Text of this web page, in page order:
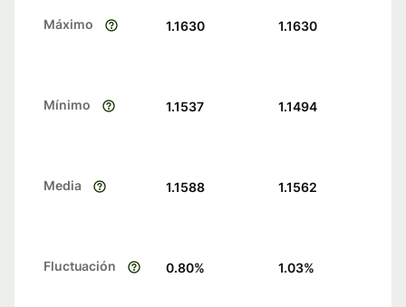
Máximo 1.1630 1.1630
Mínimo 1.1537 1.1494
Media 1.1588 1.1562
Fluctuación 0.80% 1.03%